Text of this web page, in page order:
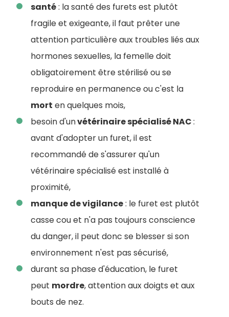
santé: la santé des furets est plutôt
fragile et exigeante, il faut prêter une
attention particulière aux troubles liés aux
hormones sexuelles, la femelle doit
obligatoirement être stérilisé ou se
reproduire en permanence ou c'est la
mort en quelques mois,
besoin d'unvétérinaire spécialisé NAC:
avant d'adopter un furet, il est
recommandé de s'assurer qu'un
vétérinaire spécialisé est installé à
proximité,
manque de vigilance: le furet est plutôt
casse cou et n'a pas toujours conscience
du danger, il peut donc se blesser si son
environnement n'est pas sécurisé,
durant sa phase d'éducation, le furet
peut mordre, attention aux doigts et aux
bouts de nez.